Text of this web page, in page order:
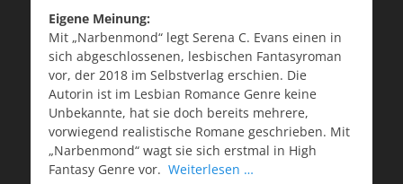
Eigene Meinung:
Mit „Narbenmond“ legt Serena C. Evans einen in
sich abgeschlossenen, lesbischen Fantasyroman
vor, der 2018 im Selbstverlag erschien. Die
Autorin ist im Lesbian Romance Genre keine
Unbekannte, hat sie doch bereits mehrere,
vorwiegend realistische Romane geschrieben. Mit
„Narbenmond“ wagt sie sich erstmal in High
Fantasy Genre vor. Weiterlesen …